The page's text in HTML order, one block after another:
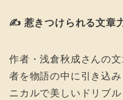
✍ 惹きつけられる文章
作者・浅倉秋成さんの
者を物語の中に引き込
ニカルで美しいドリブ